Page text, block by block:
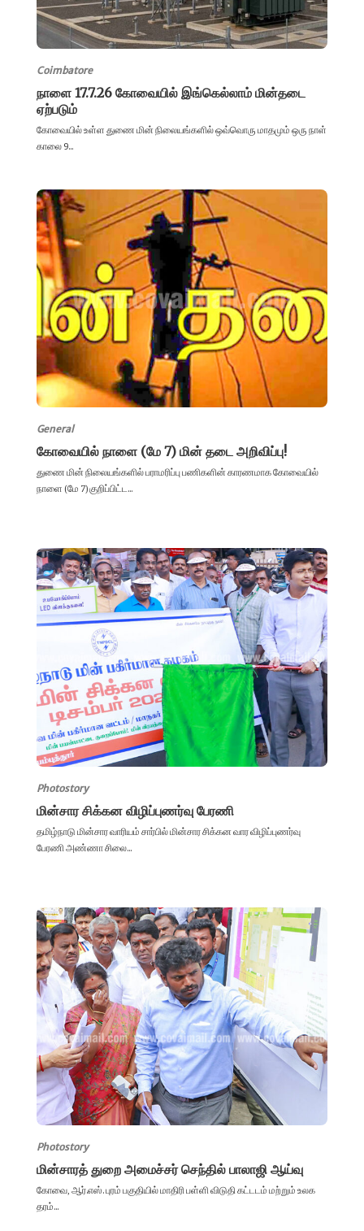
Coimbatore
நாளை 17.7.26 கோவையில் இங்கெல்லாம் மின்தடை
ஏற்படும்
கோவையில் உள்ள துணை மின் நிலையங்களில் ஒவ்வொரு மாதமும் ஒரு நாள்
காலை 9...
General
கோவையில் நாளை (மே 7) மின் தடை அறிவிப்பு!
துணை மின் நிலையங்களில் பராமரிப்பு பணிகளின் காரணமாக கோவையில்
நாளை (மே 7) குறிப்பிட்ட...
Photostory
மின்சார சிக்கன விழிப்புணர்வு பேரணி
தமிழ்நாடு மின்சார வாரியம் சார்பில் மின்சார சிக்கன வார விழிப்புணர்வு
பேரணி அண்ணா சிலை...
Photostory
மின்சாரத் துறை அமைச்சர் செந்தில் பாலாஜி ஆய்வு
கோவை, ஆர்.எஸ். புரம் பகுதியில் மாதிரி பள்ளி விடுதி கட்டடம் மற்றும் உலக
தரம்...